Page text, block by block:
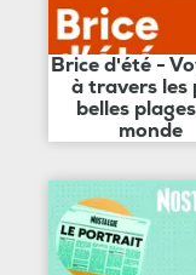
Brice d'été -
à travers les
belles
monde